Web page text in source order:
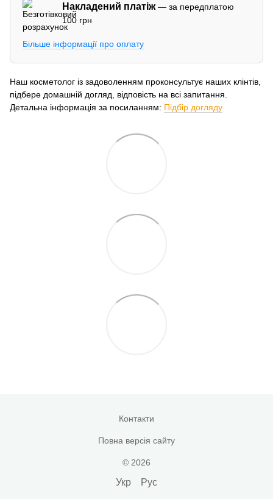
Накладений платіж— за передплатою
100 грн
Більше інформації про оплату
Наш косметолог із задоволенням проконсультує наших клінтів,
підбере домашній догляд, відповість на всі запитання.
Детальна інформація за посиланням: Підбір догляду
Контакти
Повна версія сайту
© 2026
Укр Рус